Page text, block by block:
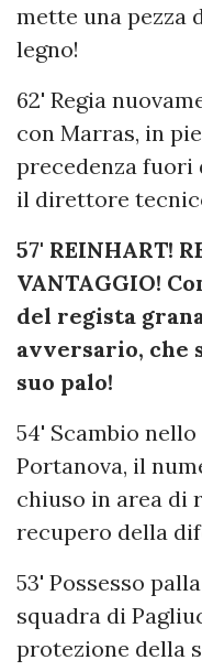
mette una pezza
legno!
62' Regia
con Marras, in
precedenza fuori
il direttore
57' REINHART!
VANTAGGIO!
del regista
avversario, che
suo palo!
54' Scambio
Portanova, il
chiuso in area di
recupero della
53' Possesso
squadra di
protezione della